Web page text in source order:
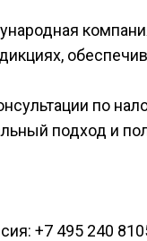
по
подход и
+7 495 240